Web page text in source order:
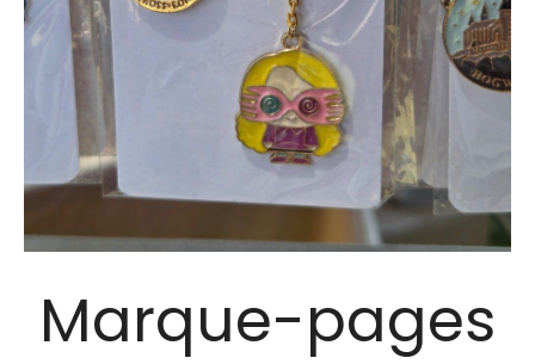
Marque-pages